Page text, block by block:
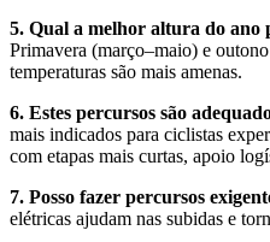
7 Dias|4/5
5. Qual a melhor altura do ano
Primavera (março–maio) e
temperaturas são mais amenas.
6. Estes percursos são
mais indicados para ciclistas
com etapas mais curtas, apoio
7. Posso fazer percursos
elétricas ajudam nas subidas e